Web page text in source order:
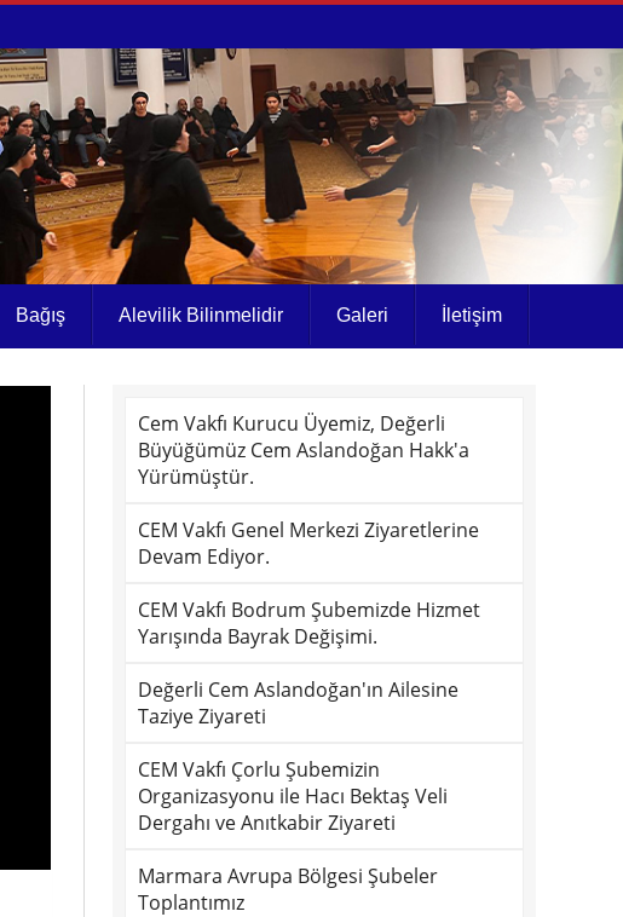
Bağış Alevilik Bilinmelidir Galeri İletişim
Cem Vakfı Kurucu Üyemiz, Değerli
Büyüğümüz Cem Aslandoğan Hakk'a
Yürümüştür.
CEM Vakfı Genel Merkezi Ziyaretlerine
Devam Ediyor.
CEM Vakfı Bodrum Şubemizde Hizmet
Yarışında Bayrak Değişimi.
Değerli Cem Aslandoğan'ın Ailesine
Taziye Ziyareti
CEM Vakfı Çorlu Şubemizin
Organizasyonu ile Hacı Bektaş Veli
Dergahı ve Anıtkabir Ziyareti
Marmara Avrupa Bölgesi Şubeler
Toplantımız